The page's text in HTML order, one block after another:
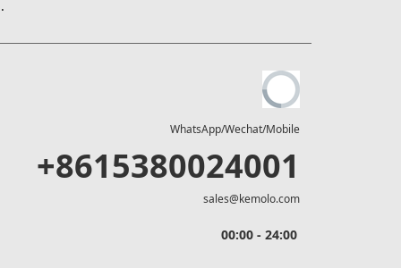
WhatsApp/Wechat/Mobile
+8615380024001
sales@kemolo.com
00:00 - 24:00